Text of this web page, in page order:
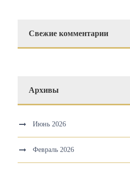
Свежие комментарии
Архивы
Июнь 2026
Февраль 2026